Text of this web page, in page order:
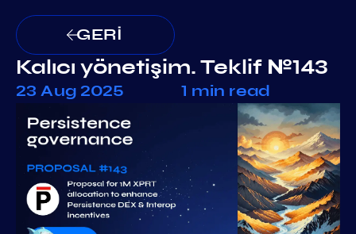
GERİ
Kalıcı yönetişim. Teklif №143
23 Aug 2025 1 min read